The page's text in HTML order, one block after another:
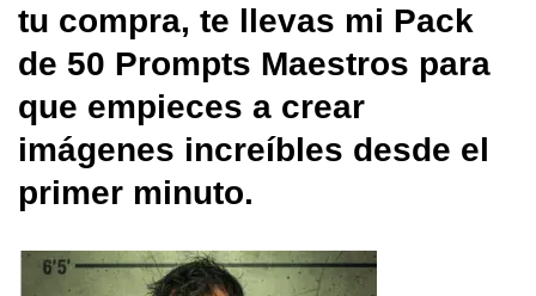
tu compra, te llevas mi Pack
de 50 Prompts Maestros para
que empieces a crear
imágenes increíbles desde el
primer minuto.